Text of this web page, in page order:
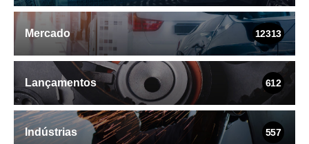
Mercado 12313
Lançamentos 612
Indústrias 557